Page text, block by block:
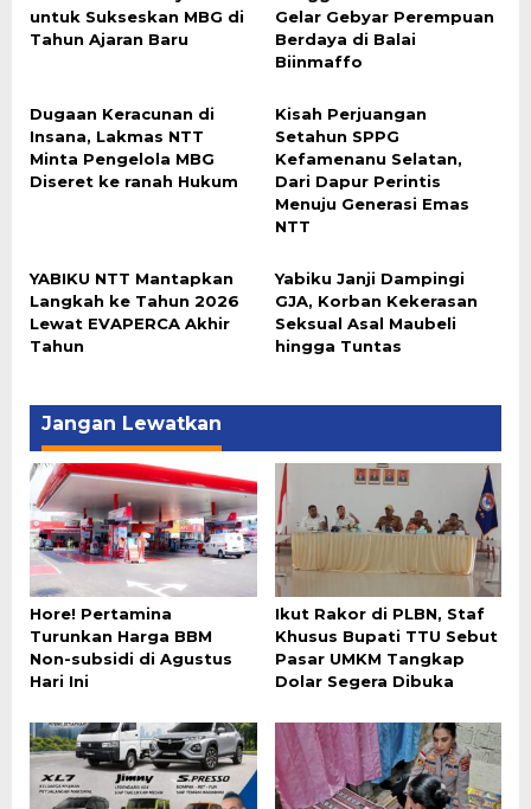
untuk Sukseskan MBG di
Tahun Ajaran Baru
Gelar Gebyar Perempuan
Berdaya di Balai
Biinmaffo
Dugaan Keracunan di
Insana, Lakmas NTT
Minta Pengelola MBG
Diseret ke ranah Hukum
Kisah Perjuangan
Setahun SPPG
Kefamenanu Selatan,
Dari Dapur Perintis
Menuju Generasi Emas
NTT
YABIKU NTT Mantapkan
Langkah ke Tahun 2026
Lewat EVAPERCA Akhir
Tahun
Yabiku Janji Dampingi
GJA, Korban Kekerasan
Seksual Asal Maubeli
hingga Tuntas
Jangan Lewatkan
Hore! Pertamina
Turunkan Harga BBM
Non-subsidi di Agustus
Hari Ini
Ikut Rakor di PLBN, Staf
Khusus Bupati TTU Sebut
Pasar UMKM Tangkap
Dolar Segera Dibuka